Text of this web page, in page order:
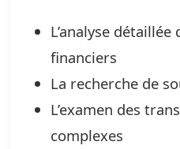
L’analyse
financiers
La recherche de
L’examen des
complexes